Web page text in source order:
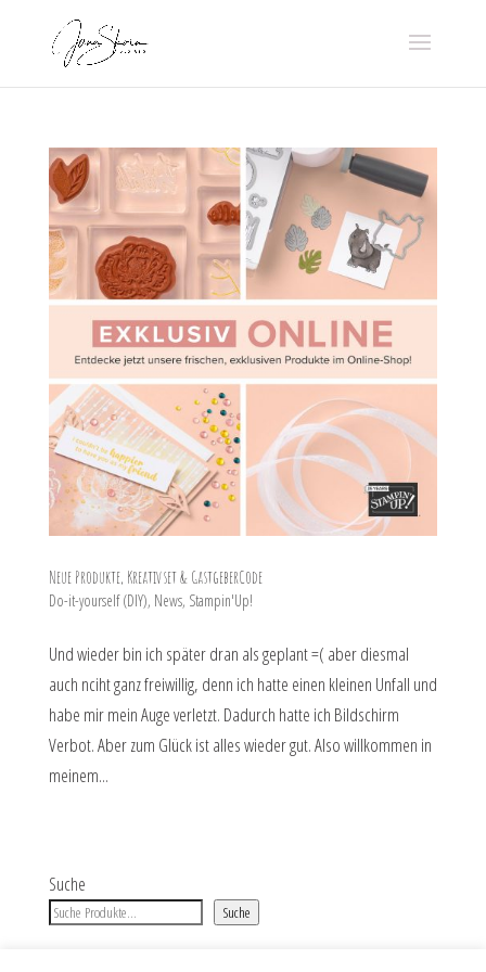
Neue Produkte, Kreativset & GastgeberCode
Do-it-yourself (DIY), News, Stampin'Up!
Und wieder bin ich später dran als geplant =( aber diesmal
auch nciht ganz freiwillig, denn ich hatte einen kleinen Unfall und
habe mir mein Auge verletzt. Dadurch hatte ich Bildschirm
Verbot. Aber zum Glück ist alles wieder gut. Also willkommen in
meinem...
Suche
Suche